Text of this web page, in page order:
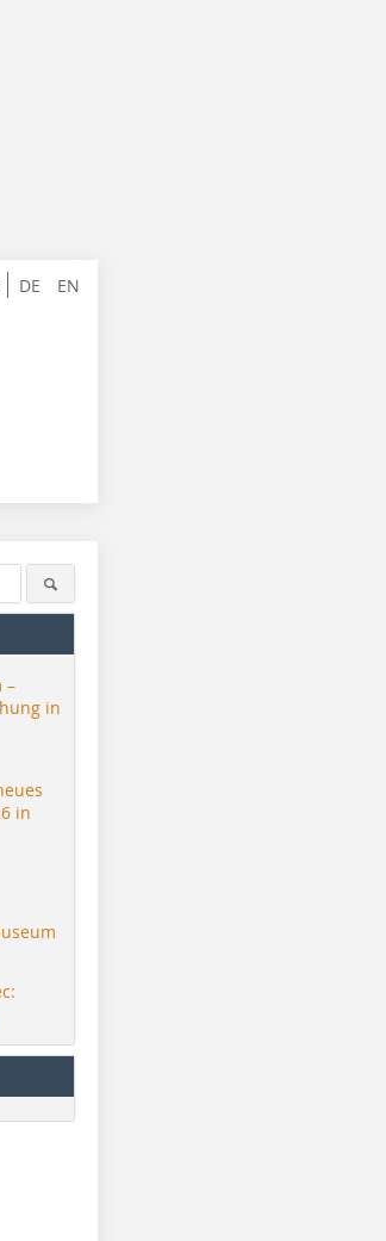
DE EN
–
in
in